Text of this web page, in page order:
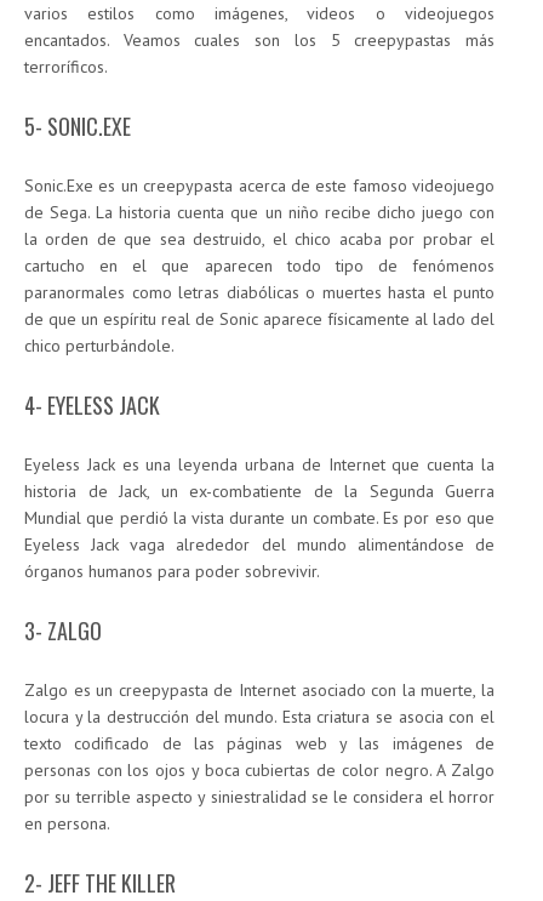
varios estilos como imágenes, videos o videojuegos
encantados. Veamos cuales son los 5 creepypastas más
terroríficos.
5- SONIC.EXE
Sonic.Exe es un creepypasta acerca de este famoso videojuego
de Sega. La historia cuenta que un niño recibe dicho juego con
la orden de que sea destruido, el chico acaba por probar el
cartucho en el que aparecen todo tipo de fenómenos
paranormales como letras diabólicas o muertes hasta el punto
de que un espíritu real de Sonic aparece físicamente al lado del
chico perturbándole.
4- EYELESS JACK
Eyeless Jack es una leyenda urbana de Internet que cuenta la
historia de Jack, un ex-combatiente de la Segunda Guerra
Mundial que perdió la vista durante un combate. Es por eso que
Eyeless Jack vaga alrededor del mundo alimentándose de
órganos humanos para poder sobrevivir.
3- ZALGO
Zalgo es un creepypasta de Internet asociado con la muerte, la
locura y la destrucción del mundo. Esta criatura se asocia con el
texto codificado de las páginas web y las imágenes de
personas con los ojos y boca cubiertas de color negro. A Zalgo
por su terrible aspecto y siniestralidad se le considera el horror
en persona.
2- JEFF THE KILLER